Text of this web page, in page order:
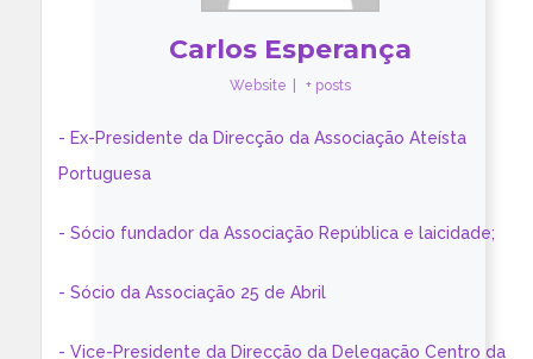
Carlos Esperança
Website + posts
- Ex-Presidente da Direcção da Associação Ateísta
Portuguesa
- Sócio fundador da Associação República e laicidade;
- Sócio da Associação 25 de Abril
- Vice-Presidente da Direcção da Delegação Centro da